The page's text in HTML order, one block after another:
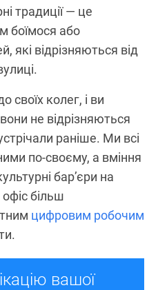
традиції — це
боїмося або
які відрізняються від
своїх колег, і ви
не відрізняються
раніше. Ми всі
по-своєму, а вміння
бар’єри на
більш
цифровим робочим
вашої